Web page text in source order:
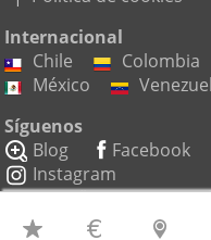
Internacional
Chile
Colombia
México
Síguenos
Blog
Facebook
Instagram
Suscríbete a nuestro